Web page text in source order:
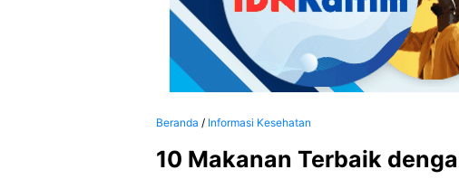
Beranda / Informasi Kesehatan
10 Makanan Terbaik